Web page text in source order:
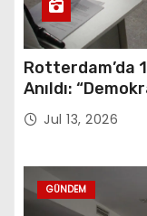
Rotterdam’da
Anıldı:
Sembolü”
Jul 13, 2026
GÜNDEM